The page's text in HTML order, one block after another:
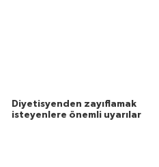
Diyetisyenden zayıflamak
isteyenlere önemli uyarılar